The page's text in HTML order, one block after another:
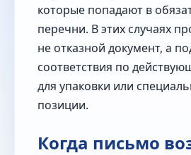
которые попадают в
перечни. В этих случаях
не отказной документ, а
соответствия по
для упаковки или
позиции.
Когда письмо